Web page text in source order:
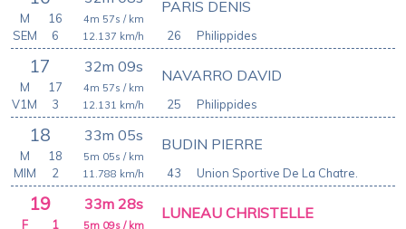
26
PARIS DENIS
4m 57s / km
12.137 km/h
M
16
SEM
6 Philippides
17 32m 09s
25
NAVARRO DAVID
4m 57s / km
12.131 km/h
M
17
V1M
3 Philippides
18 33m 05s
43
BUDIN PIERRE
5m 05s / km
11.788 km/h
M
18
MIM
2 Union Sportive De La Chatre.
19 33m 28s LUNEAU CHRISTELLE
5m 09s / km
F 1